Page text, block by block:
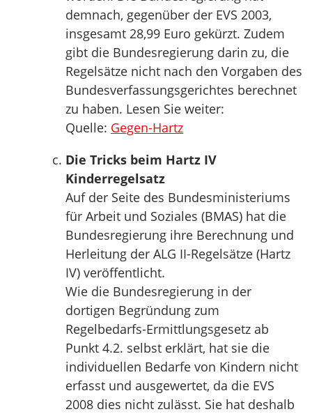
demnach, gegenüber der EVS 2003,
insgesamt 28,99 Euro gekürzt. Zudem
gibt die Bundesregierung darin zu, die
Regelsätze nicht nach den Vorgaben des
Bundesverfassungsgerichtes berechnet
zu haben. Lesen Sie weiter:
Quelle: Gegen-Hartz
Die Tricks beim Hartz IV
Kinderregelsatz
Auf der Seite des Bundesministeriums
für Arbeit und Soziales (BMAS) hat die
Bundesregierung ihre Berechnung und
Herleitung der ALG II-Regelsätze (Hartz
IV) veröffentlicht.
Wie die Bundesregierung in der
dortigen Begründung zum
Regelbedarfs-Ermittlungsgesetz ab
Punkt 4.2. selbst erklärt, hat sie die
individuellen Bedarfe von Kindern nicht
erfasst und ausgewertet, da die EVS
2008 dies nicht zulässt. Sie hat deshalb